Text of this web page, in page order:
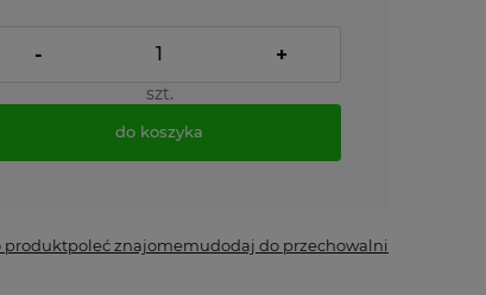
- +
szt.
do koszyka
produktpoleć znajomemudodaj do przechowalni